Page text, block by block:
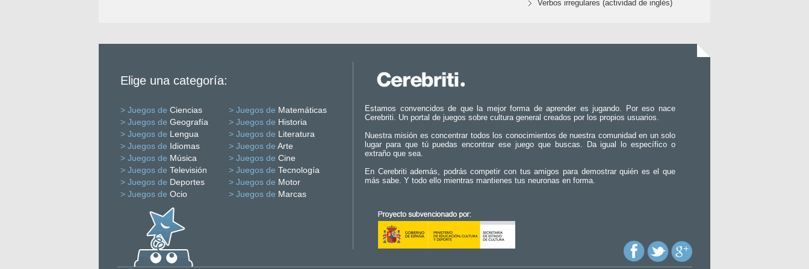
Verbos irregulares (actividad de inglés)
Elige una categoría:
> Juegos de Ciencias > Juegos de Matemáticas
> Juegos de Geografía > Juegos de Historia
> Juegos de Lengua > Juegos de Literatura
> Juegos de Idiomas > Juegos de Arte
> Juegos de Música > Juegos de Cine
> Juegos de Televisión > Juegos de Tecnología
> Juegos de Deportes > Juegos de Motor
> Juegos de Ocio > Juegos de Marcas
Estamos convencidos de que la mejor forma de aprender es jugando. Por eso nace
Cerebriti. Un portal de juegos sobre cultura general creados por los propios usuarios.
Nuestra misión es concentrar todos los conocimientos de nuestra comunidad en un solo
lugar para que tú puedas encontrar ese juego que buscas. Da igual lo específico o
extraño que sea.
En Cerebriti además, podrás competir con tus amigos para demostrar quién es el que
más sabe. Y todo ello mientras mantienes tus neuronas en forma.